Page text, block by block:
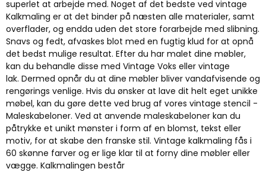
superlet at arbejde med. Noget af det bedste ved vintage
Kalkmaling er at det binder på næsten alle materialer, samt
overflader, og endda uden det store forarbejde med slibning.
Snavs og fedt, afvaskes blot med en fugtig klud for at opnå
det bedst mulige resultat. Efter du har malet dine møbler,
kan du behandle disse med Vintage Voks eller vintage
lak. Dermed opnår du at dine møbler bliver vandafvisende og
rengørings venlige. Hvis du ønsker at lave dit helt eget unikke
møbel, kan du gøre dette ved brug af vores vintage stencil -
Maleskabeloner. Ved at anvende maleskabeloner kan du
påtrykke et unikt mønster i form af en blomst, tekst eller
motiv, for at skabe den franske stil. Vintage kalkmaling fås i
60 skønne farver og er lige klar til at forny dine møbler eller
vægge. Kalkmalingen består